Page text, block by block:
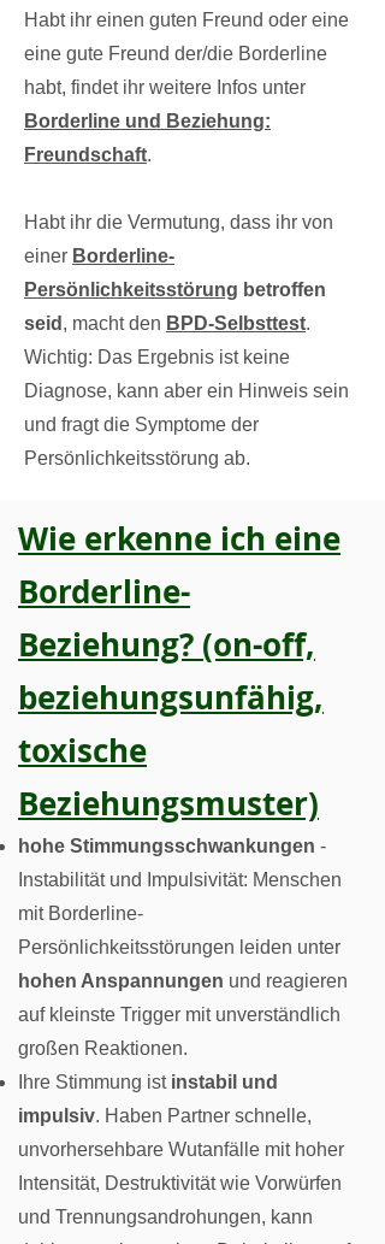
Habtihr einen guten Freund oder eine
eine gute Freund der/die Borderline
habt, findet ihr weitere Infos unter
Borderline und Beziehung:
Freundschaft.
Habt ihr die Vermutung, dass ihr von
einer Borderline-
Persönlichkeitsstörung betroffen
seid , macht den BPD-Selbsttest.
Wichtig: Das Ergebnis ist keine
Diagnose, kann aber ein Hinweis sein
und fragt die Symptome der
Persönlichkeitsstörung ab.​
Wie erkenne ich eine
Borderline-
Beziehung? (on-off,
beziehungsunfähig,
toxische
Beziehungsmuster)
hohe Stimmungsschwankungen -
Instabilität und Impulsivität: Menschen
mit Borderline-
Persönlichkeitsstörungen leiden unter
hohen Anspannungen und reagieren
auf kleinste Trigger mit unverständlich
großen Reaktionen.
Ihre Stimmung istinstabil und
impulsiv. Haben Partner schnelle,
unvorhersehbare Wutanfälle mit hoher
Intensität, Destruktivität wie Vorwürfen
und Trennungsandrohungen, kann